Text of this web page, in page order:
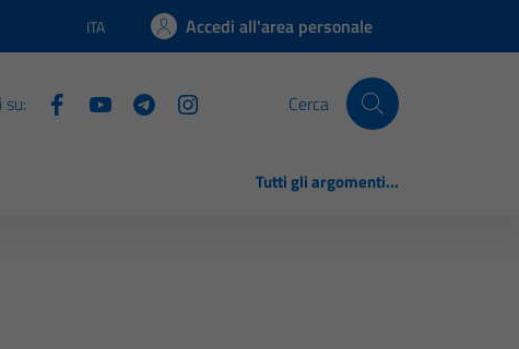
Lingua attiva:
ITA Accedi all'area personale
su: Cerca
Tutti gli argomenti...